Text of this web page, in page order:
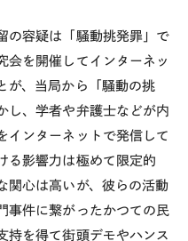
の容疑は「騒動挑発罪」で
会を開催してインターネッ
が、当局から「騒動の挑
し、学者や弁護士などが内
インターネットで発信して
る影響力は極めて限定的
関心は高いが、彼らの活動
事件に繋がったかつての民
持を得て街頭デモやハンス